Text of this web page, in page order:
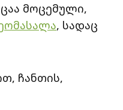
მოცემული,
, სადაც
ჩანთის,